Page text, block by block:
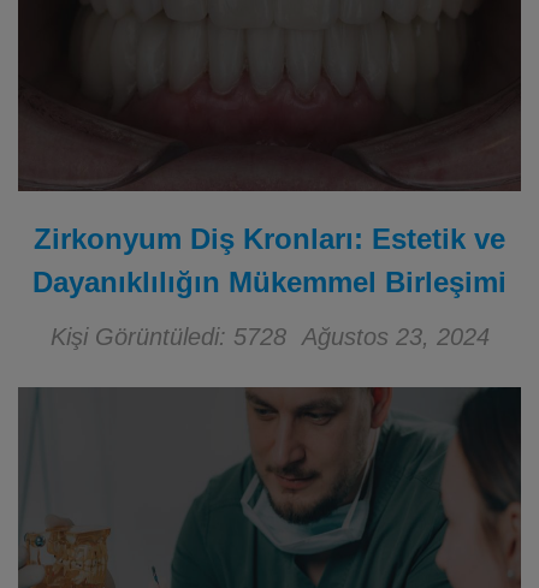
Zirkonyum Diş Kronları: Estetik ve
Dayanıklılığın Mükemmel Birleşimi
Kişi Görüntüledi: 5728 Ağustos 23, 2024